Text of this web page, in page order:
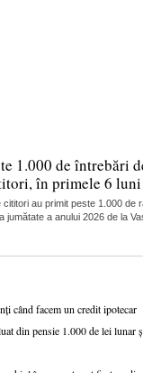
1.000 de întrebări
în primele 6
au primit peste 1.000 de
a anului 2026 de la
când facem un credit ipotecar
din pensie 1.000 de lei lunar